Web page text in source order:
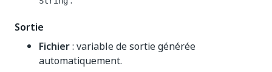
Sortie
Fichier: variable de sortie générée
automatiquement.